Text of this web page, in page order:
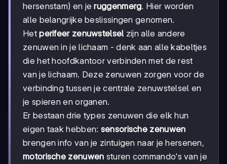
hersenstam) en jeruggenmerg. Hier worden
alle belangrijke beslissingen genomen.
Hetperifeer zenuwstelsel zijn alle andere
zenuwen in je lichaam - denk aan alle kabeltjes
die het hoofdkantoor verbinden met de rest
van je lichaam. Deze zenuwen zorgen voor de
verbinding tussen je centrale zenuwstelsel en
je spieren en organen.
Er bestaan drie types zenuwen die elk hun
eigen taak hebben: sensorische zenuwen
brengen info van je zintuigen naar je hersenen,
motorische zenuwen sturen commando's van je